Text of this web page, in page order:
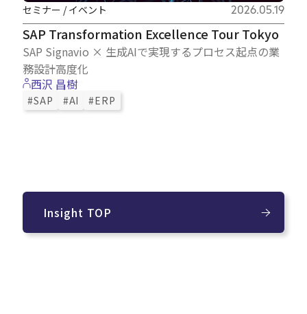
SAP Transformation Excellence Tour Tokyo
SAP Signavio × 生成AIで実現するプロセス起点の業
務設計高度化
セミナー / イベント 2026.05.19
西沢 昌樹
#SAP #AI #ERP
Insight TOP